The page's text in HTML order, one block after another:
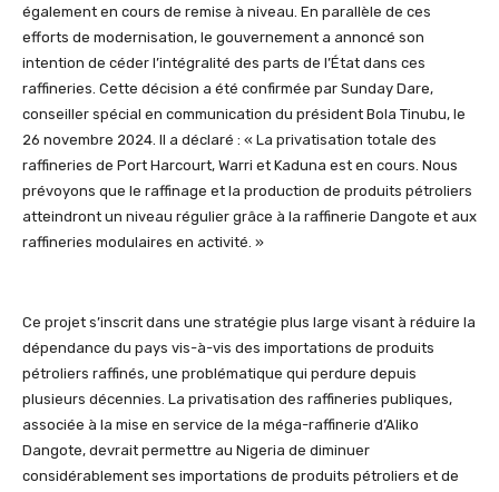
également en cours de remise à niveau. En parallèle de ces
efforts de modernisation, le gouvernement a annoncé son
intention de céder l’intégralité des parts de l’État dans ces
raffineries. Cette décision a été confirmée par Sunday Dare,
conseiller spécial en communication du président Bola Tinubu, le
26 novembre 2024. Il a déclaré : « La privatisation totale des
raffineries de Port Harcourt, Warri et Kaduna est en cours. Nous
prévoyons que le raffinage et la production de produits pétroliers
atteindront un niveau régulier grâce à la raffinerie Dangote et aux
raffineries modulaires en activité. »
Ce projet s’inscrit dans une stratégie plus large visant à réduire la
dépendance du pays vis-à-vis des importations de produits
pétroliers raffinés, une problématique qui perdure depuis
plusieurs décennies. La privatisation des raffineries publiques,
associée à la mise en service de la méga-raffinerie d’Aliko
Dangote, devrait permettre au Nigeria de diminuer
considérablement ses importations de produits pétroliers et de